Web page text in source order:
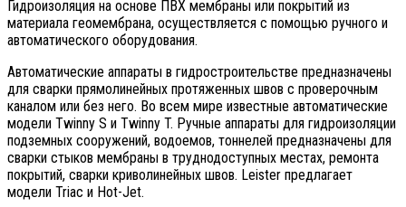
Гидроизоляция на основе ПВХ мембраны или покрытий из
материала геомембрана, осуществляется с помощью ручного и
автоматического оборудования.
Автоматические аппараты в гидростроительстве предназначены
для сварки прямолинейных протяженных швов с проверочным
каналом или без него. Во всем мире известные автоматические
модели Twinny S и Twinny T. Ручные аппараты для гидроизоляции
подземных сооружений, водоемов, тоннелей предназначены для
сварки стыков мембраны в труднодоступных местах, ремонта
покрытий, сварки криволинейных швов. Leister предлагает
модели Triac и Hot-Jet.